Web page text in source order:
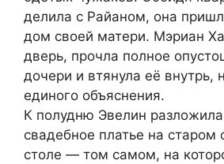
делила с Райаном, она
дом своей матери. Мэриан
дверь, прочла полное
дочери и втянула её внутрь,
единого объяснения.
К полудню Эвелин
свадебное платье на старом
столе — том самом, на